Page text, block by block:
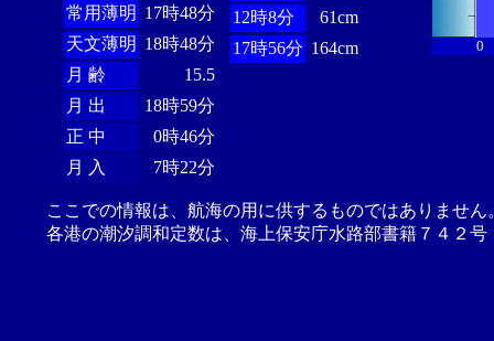
常用薄明 17時48分
天文薄明 18時48分
月 齢
15.5
月 出
18時59分
正 中
0時46分
月 入
7時22分
12時8分
61cm
17時56分 164cm 0
ここでの情報は、航海の用に供するものではありませ
各港の潮汐調和定数は、海上保安庁水路部書籍７４２